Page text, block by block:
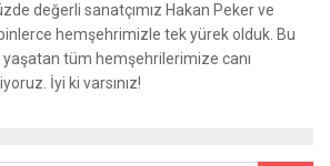
değerli sanatçımız Hakan Peker ve
hemşehrimizle tek yürek olduk. Bu
tüm hemşehrilerimize canı
İyi ki varsınız!